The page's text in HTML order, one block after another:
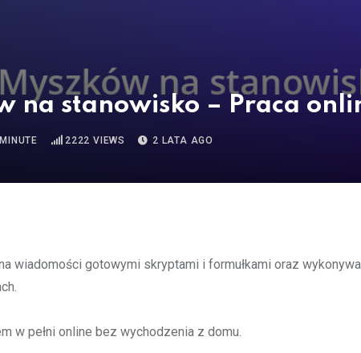
na stanowisko – Praca
2222 VIEWS 2 LATA AGO
wiadomości gotowymi skryptami i formułkami oraz
w pełni online bez wychodzenia z domu.